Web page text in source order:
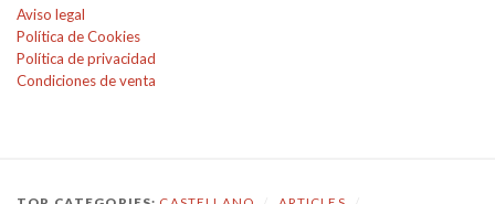
Aviso legal
Política de Cookies
Política de privacidad
Condiciones de venta